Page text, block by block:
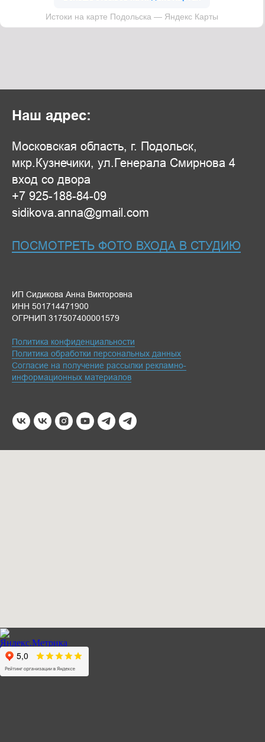
Наш адрес:
Московская область, г. Подольск,
мкр.Кузнечики, ул.Генерала Смирнова 4
вход со двора
+7 925-188-84-09
sidikova.anna@gmail.com
ПОСМОТРЕТЬ ФОТО ВХОДА В СТУДИЮ
ИП Сидикова Анна Викторовна
ИНН 501714471900
ОГРНИП 317507400001579
Политика конфиденциальности
Политика обработки персональных данных
Согласие на получение рассылки рекламно-
информационных материалов